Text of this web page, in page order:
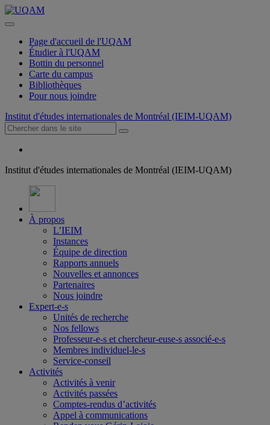
Page d'accueil de l'UQAM
Étudier à l'UQAM
Bottin du personnel
Carte du campus
Bibliothèques
Pour nous joindre
Institut d'études internationales de Montréal (IEIM-UQAM)
Institut d'études internationales de Montréal (IEIM-UQAM)
À propos
L’IEIM
Instances
Équipe de direction
Rapports annuels
Nouvelles et annonces
Partenaires
Nous joindre
Expert-e-s
Unités de recherche
Nos fellows
Professeur-e-s et chercheur-euse-s associé-e-s
Membres individuel-le-s
Service-conseil
Activités
Activités à venir
Activités passées
Comptes-rendus d’activités
Appel à communications